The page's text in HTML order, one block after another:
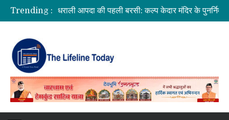
Trending :
उत्तराखंड में बारिश का कहर: यमुनोत्री और बदरीनाथ हाईवे पर भूस्खलन, कई मार्ग बंद; श्रद्धालु और यात्री फंसे
सीएम धामी ने दिए हाई अलर्ट के निर्देश, भारी वर्षा के मद्देनज़र सभी एजेंसियां रहें चौकन्नी